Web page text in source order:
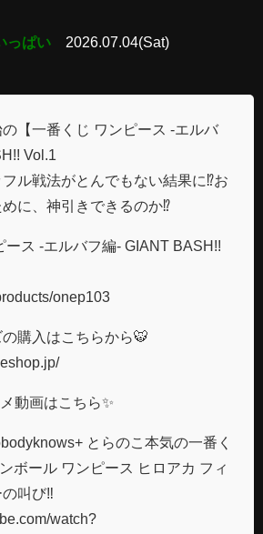
っぱい
2026.07.04(Sat)
【一番くじ ワンピース -エルバ
Vol.1
ル戦法がとんでもない結果に⁉️お
に、神引きできるのか⁉️
ス -エルバフ編- GIANT BASH!!
onep103
購入はこちらから🐯
動画はこちら✨
とらのこ本気の一番く
ボール ワンピース ヒロアカ フィ
叫び‼︎
watch?